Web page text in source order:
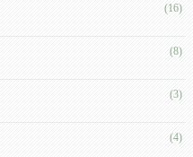
(16)
(8)
(3)
(4)